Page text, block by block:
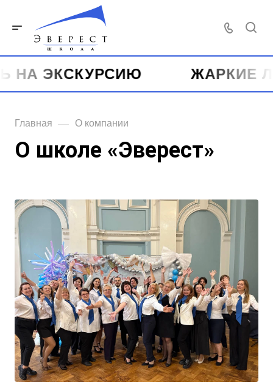
ЭКСКУРСИЮ ЖАРКИЕ
Главная — О компании
О школе «Эверест»